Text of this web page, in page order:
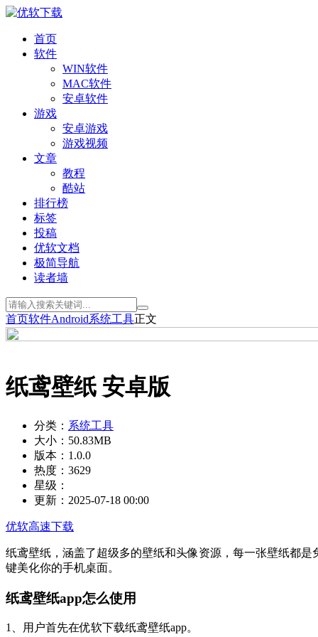
首页
软件
WIN软件
MAC软件
安卓软件
游戏
安卓游戏
游戏视频
文章
教程
酷站
排行榜
标签
投稿
优软文档
极简导航
读者墙
首页软件Android系统工具正文
纸鸢壁纸 安卓版
分类： 系统工具
大小： 50.83MB
版本： 1.0.0
热度： 3629
星级：
更新： 2025-07-18 00:00
优软高速下载
纸鸢壁纸，涵盖了超级多的壁纸和头像资源，每一张壁纸都
键美化你的手机桌面。
纸鸢壁纸app怎么使用
1、用户首先在优软下载纸鸢壁纸app。